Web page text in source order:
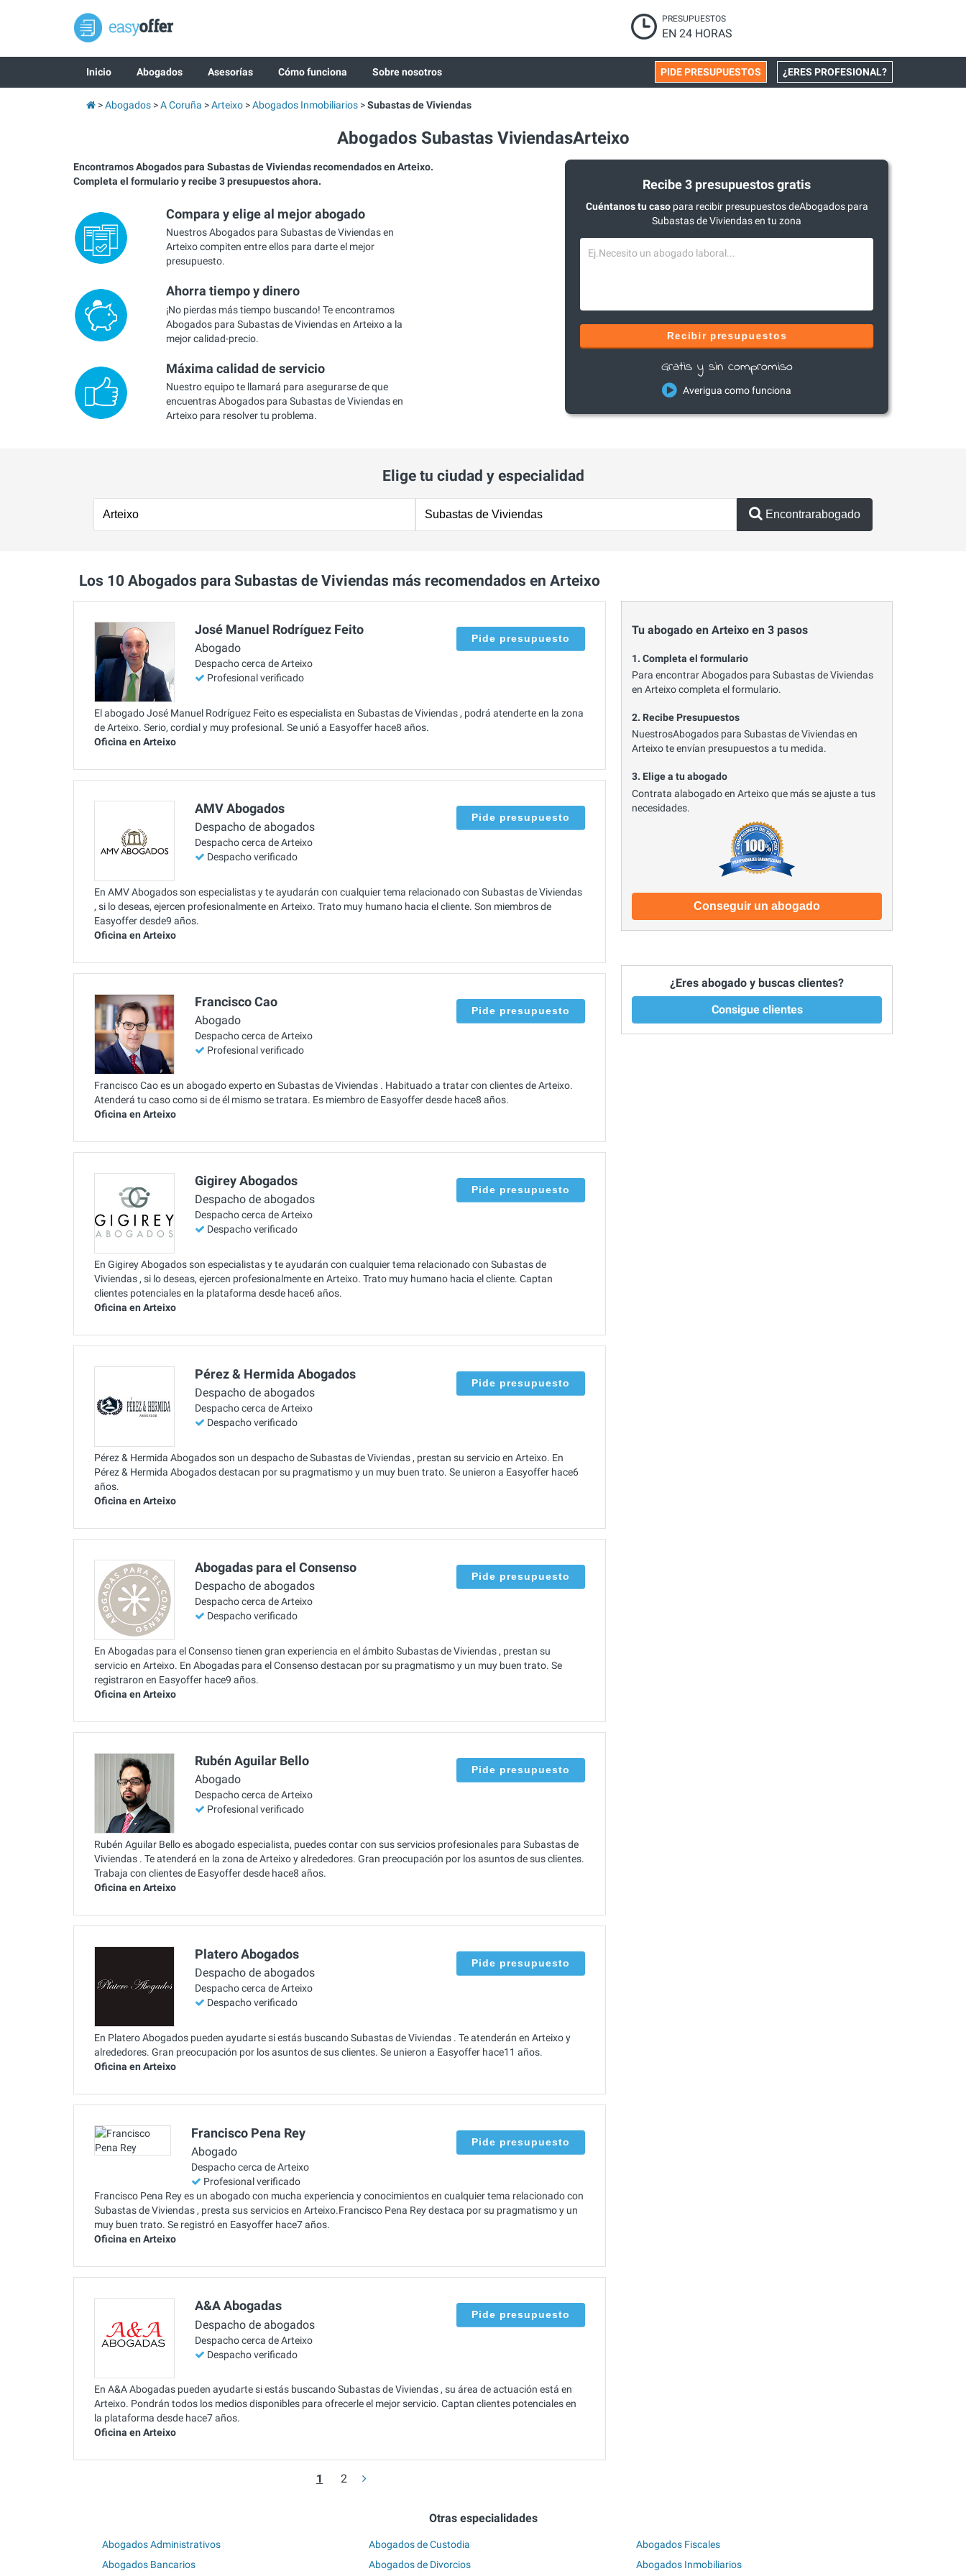
PRESUPUESTOS
EN 24 HORAS
Inicio Abogados Asesorías Cómo funciona Sobre nosotros ¿ERES PROFESIONAL?
PIDE PRESUPUESTOS
Abogados A Coruña Arteixo Abogados Inmobiliarios Subastas de Viviendas
Abogados Subastas ViviendasArteixo
Encontramos Abogados para Subastas de Viviendas recomendados en Arteixo.
Completa el formulario y recibe 3 presupuestos ahora.
Compara y elige al mejor abogado
Nuestros Abogados para Subastas de Viviendas en
Arteixo compiten entre ellos para darte el mejor
presupuesto.
Ahorra tiempo y dinero
¡No pierdas más tiempo buscando! Te encontramos
Abogados para Subastas de Viviendas en Arteixo a la
mejor calidad-precio.
Máxima calidad de servicio
Nuestro equipo te llamará para asegurarse de que
encuentras Abogados para Subastas de Viviendas en
Arteixo para resolver tu problema.
Recibe 3 presupuestos gratis
Cuéntanos tu casopara recibir presupuestos deAbogados para
Subastas de Viviendas en tu zona
Recibir presupuestos
Gratis y sin compromiso
Averigua como funciona
Elige tu ciudad y especialidad
Encontrarabogado
Los 10 Abogados para Subastas de Viviendas más recomendados en Arteixo
José Manuel Rodríguez Feito
Abogado
Despacho cerca de Arteixo
Profesional verificado
Pide presupuesto
El abogado José Manuel Rodríguez Feito es especialista en Subastas de Viviendas , podrá atenderte en la zona
de Arteixo. Serio, cordial y muy profesional. Se unió a Easyoffer hace8 años.
Oficina en Arteixo
AMV Abogados
Despacho de abogados
Despacho cerca de Arteixo
Despacho verificado
Pide presupuesto
En AMV Abogados son especialistas y te ayudarán con cualquier tema relacionado con Subastas de Viviendas
, si lo deseas, ejercen profesionalmente en Arteixo. Trato muy humano hacia el cliente. Son miembros de
Easyoffer desde9 años.
Oficina en Arteixo
Francisco Cao
Abogado
Despacho cerca de Arteixo
Profesional verificado
Pide presupuesto
Francisco Cao es un abogado experto en Subastas de Viviendas . Habituado a tratar con clientes de Arteixo.
Atenderá tu caso como si de él mismo se tratara. Es miembro de Easyoffer desde hace8 años.
Oficina en Arteixo
Gigirey Abogados
Despacho de abogados
Despacho cerca de Arteixo
Despacho verificado
Pide presupuesto
En Gigirey Abogados son especialistas y te ayudarán con cualquier tema relacionado con Subastas de
Viviendas , si lo deseas, ejercen profesionalmente en Arteixo. Trato muy humano hacia el cliente. Captan
clientes potenciales en la plataforma desde hace6 años.
Oficina en Arteixo
Pérez & Hermida Abogados
Despacho de abogados
Despacho cerca de Arteixo
Despacho verificado
Pide presupuesto
Pérez & Hermida Abogados son un despacho de Subastas de Viviendas , prestan su servicio en Arteixo. En
Pérez & Hermida Abogados destacan por su pragmatismo y un muy buen trato. Se unieron a Easyoffer hace6
años.
Oficina en Arteixo
Abogadas para el Consenso
Despacho de abogados
Despacho cerca de Arteixo
Despacho verificado
Pide presupuesto
En Abogadas para el Consenso tienen gran experiencia en el ámbito Subastas de Viviendas , prestan su
servicio en Arteixo. En Abogadas para el Consenso destacan por su pragmatismo y un muy buen trato. Se
registraron en Easyoffer hace9 años.
Oficina en Arteixo
Rubén Aguilar Bello
Abogado
Despacho cerca de Arteixo
Profesional verificado
Pide presupuesto
Rubén Aguilar Bello es abogado especialista, puedes contar con sus servicios profesionales para Subastas de
Viviendas . Te atenderá en la zona de Arteixo y alrededores. Gran preocupación por los asuntos de sus clientes.
Trabaja con clientes de Easyoffer desde hace8 años.
Oficina en Arteixo
Platero Abogados
Despacho de abogados
Despacho cerca de Arteixo
Despacho verificado
Pide presupuesto
En Platero Abogados pueden ayudarte si estás buscando Subastas de Viviendas . Te atenderán en Arteixo y
alrededores. Gran preocupación por los asuntos de sus clientes. Se unieron a Easyoffer hace11 años.
Oficina en Arteixo
Francisco Pena Rey
Abogado
Despacho cerca de Arteixo
Profesional verificado
Pide presupuesto
Francisco Pena Rey es un abogado con mucha experiencia y conocimientos en cualquier tema relacionado con
Subastas de Viviendas , presta sus servicios en Arteixo.Francisco Pena Rey destaca por su pragmatismo y un
muy buen trato. Se registró en Easyoffer hace7 años.
Oficina en Arteixo
A&A Abogadas
Despacho de abogados
Despacho cerca de Arteixo
Despacho verificado
Pide presupuesto
En A&A Abogadas pueden ayudarte si estás buscando Subastas de Viviendas , su área de actuación está en
Arteixo. Pondrán todos los medios disponibles para ofrecerle el mejor servicio. Captan clientes potenciales en
la plataforma desde hace7 años.
Oficina en Arteixo
1 2
Tu abogado en Arteixo en 3 pasos
1. Completa el formulario
Para encontrar Abogados para Subastas de Viviendas
en Arteixo completa el formulario.
2. Recibe Presupuestos
NuestrosAbogados para Subastas de Viviendas en
Arteixo te envían presupuestos a tu medida.
3. Elige a tu abogado
Contrata alabogado en Arteixo que más se ajuste a tus
necesidades.
Conseguir un abogado
¿Eres abogado y buscas clientes?
Consigue clientes
Otras especialidades
Abogados Administrativos
Abogados Bancarios
Abogados de Custodia
Abogados de Divorcios
Abogados Fiscales
Abogados Inmobiliarios